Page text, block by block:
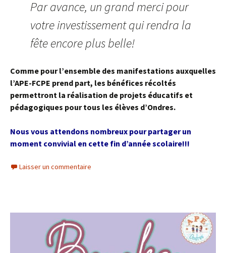
Par avance, un grand merci pour
votre investissement qui rendra la
fête encore plus belle!
Comme pour l’ensemble des manifestations auxquelles
l’APE-FCPE prend part, les bénéfices récoltés
permettront la réalisation de projets éducatifs et
pédagogiques pour tous les élèves d’Ondres.
Nous vous attendons nombreux pour partager un
moment convivial en cette fin d’année scolaire!!!
Laisser un commentaire